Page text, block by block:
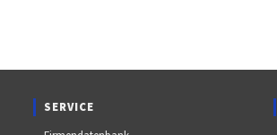
SERVICE